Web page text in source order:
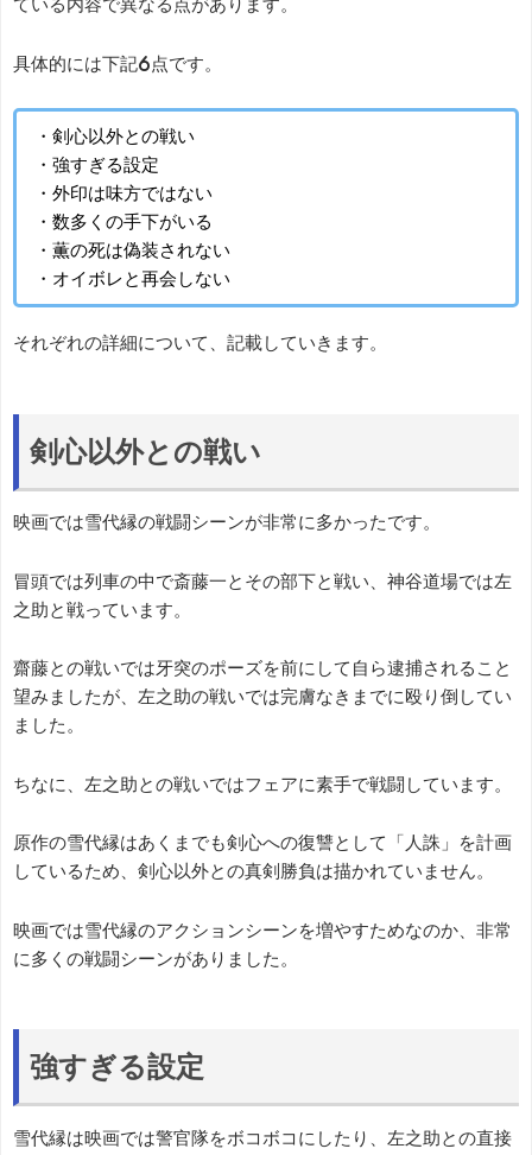
ている内容で異なる点があります。
具体的には下記6点です。
・剣心以外との戦い
・強すぎる設定
・外印は味方ではない
・数多くの手下がいる
・薫の死は偽装されない
・オイボレと再会しない
それぞれの詳細について、記載していきます。
剣心以外との戦い
映画では雪代縁の戦闘シーンが非常に多かったです。
冒頭では列車の中で斎藤一とその部下と戦い、神谷道場では左
之助と戦っています。
齋藤との戦いでは牙突のポーズを前にして自ら逮捕されること
望みましたが、左之助の戦いでは完膚なきまでに殴り倒してい
ました。
ちなに、左之助との戦いではフェアに素手で戦闘しています。
原作の雪代縁はあくまでも剣心への復讐として「人誅」を計画
しているため、剣心以外との真剣勝負は描かれていません。
映画では雪代縁のアクションシーンを増やすためなのか、非常
に多くの戦闘シーンがありました。
強すぎる設定
雪代縁は映画では警官隊をボコボコにしたり、左之助との直接